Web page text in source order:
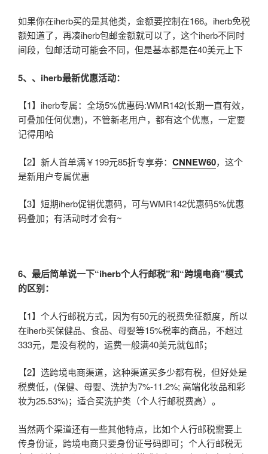
如果你在iherb买的是其他类，金额要控制在166。iherb免税
额知道了，再凑iherb包邮金额就可以了，这个iherb不同时
间段，包邮活动可能会不同，但是基本都是在40美元上下
5、、iherb最新优惠活动：
【1】iherb专属：全场5%优惠码:WMR142(长期一直有效，
可叠加任何优惠)，不管新老用户，都有这个优惠，一定要
记得用哈
【2】新人首单满￥199元85折专享券： CNNEW60，这个
是新用户专属优惠
【3】短期iherb促销优惠码，可与WMR142优惠码5%优惠
码叠加；有活动时才会有~
6、最后简单说一下“iherb个人行邮税”和“跨境电商”模式
的区别：
【1】个人行邮税方式，因为有50元的税费免征额度，所以
在iherb买保健品、食品、母婴等15%税率的商品，不超过
333元，是没有税的，运费一般满40美元就包邮；
【2】选跨境电商渠道，这种渠道买多少都有税，但好处是
税费低，(保健、母婴、洗护为7%-11.2%; 高端化妆品和彩
妆为25.53%)；适合买洗护类（个人行邮税费高）。
当然两个渠道还有一些其他特点，比如个人行邮税需要上
传身份证，跨境电商只要身份证号码即可；个人行邮税无